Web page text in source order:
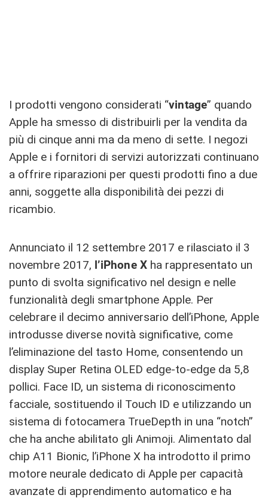
I prodotti vengono considerati “vintage” quando
Apple ha smesso di distribuirli per la vendita da
più di cinque anni ma da meno di sette. I negozi
Apple e i fornitori di servizi autorizzati continuano
a offrire riparazioni per questi prodotti fino a due
anni, soggette alla disponibilità dei pezzi di
ricambio.
Annunciato il 12 settembre 2017 e rilasciato il 3
novembre 2017, l’iPhone X ha rappresentato un
punto di svolta significativo nel design e nelle
funzionalità degli smartphone Apple. Per
celebrare il decimo anniversario dell’iPhone, Apple
introdusse diverse novità significative, come
l’eliminazione del tasto Home, consentendo un
display Super Retina OLED edge-to-edge da 5,8
pollici. Face ID, un sistema di riconoscimento
facciale, sostituendo il Touch ID e utilizzando un
sistema di fotocamera TrueDepth in una “notch”
che ha anche abilitato gli Animoji. Alimentato dal
chip A11 Bionic, l’iPhone X ha introdotto il primo
motore neurale dedicato di Apple per capacità
avanzate di apprendimento automatico e ha